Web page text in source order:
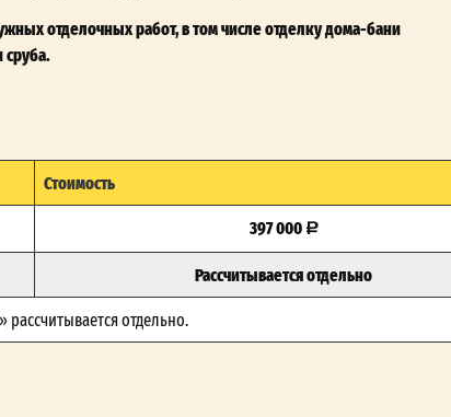
отделочных работ, в том числе отделку дома-бани
Стоимость
397 000
Рассчитывается отдельно
отдельно.